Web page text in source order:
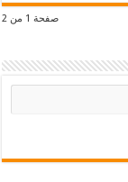
صفحة 1 من 2